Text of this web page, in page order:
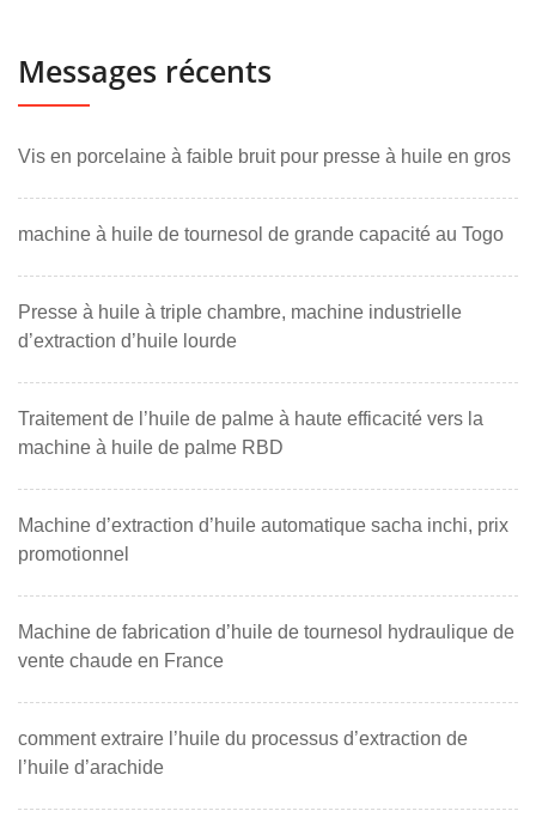
Messages récents
Vis en porcelaine à faible bruit pour presse à huile en gros
machine à huile de tournesol de grande capacité au Togo
Presse à huile à triple chambre, machine industrielle
d’extraction d’huile lourde
Traitement de l’huile de palme à haute efficacité vers la
machine à huile de palme RBD
Machine d’extraction d’huile automatique sacha inchi, prix
promotionnel
Machine de fabrication d’huile de tournesol hydraulique de
vente chaude en France
comment extraire l’huile du processus d’extraction de
l’huile d’arachide